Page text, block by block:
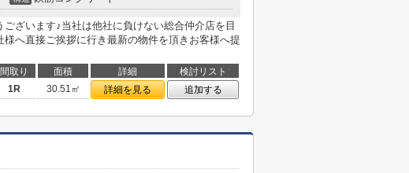
ざいます♪当社は他社に負けない総合仲介店を目
へ直接ご挨拶に行き最新の物件を頂きお客様へ提
間取り 面積 詳細
検討リスト
1R 30.51㎡ 詳細を見る 追加する